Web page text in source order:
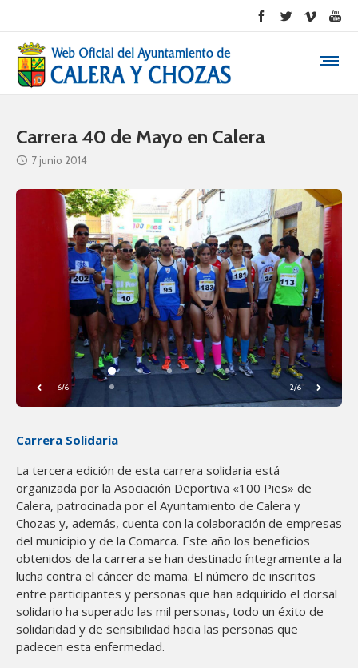
Carrera 40 de Mayo en Calera
7 junio 2014
6/6 2/6
Carrera Solidaria
La tercera edición de esta carrera solidaria está
organizada por la Asociación Deportiva «100 Pies» de
Calera, patrocinada por el Ayuntamiento de Calera y
Chozas y, además, cuenta con la colaboración de empresas
del municipio y de la Comarca. Este año los beneficios
obtenidos de la carrera se han destinado íntegramente a la
lucha contra el cáncer de mama. El número de inscritos
entre participantes y personas que han adquirido el dorsal
solidario ha superado las mil personas, todo un éxito de
solidaridad y de sensibilidad hacia las personas que
padecen esta enfermedad.